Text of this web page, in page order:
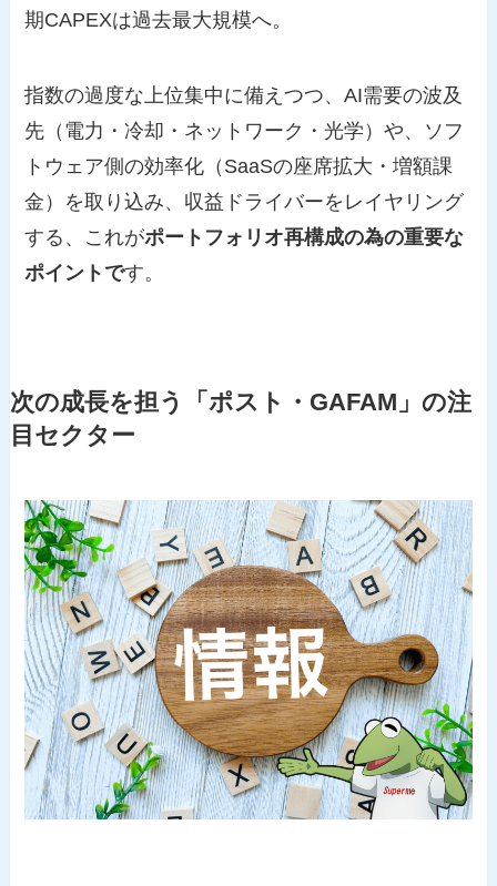
期CAPEXは過去最大規模へ。
指数の過度な上位集中に備えつつ、AI需要の波及
先（電力・冷却・ネットワーク・光学）や、ソフ
トウェア側の効率化（SaaSの座席拡大・増額課
金）を取り込み、収益ドライバーをレイヤリング
する、これがポートフォリオ再構成の為の重要な
ポイントです。
次の成長を担う「ポスト・GAFAM」の注
目セクター